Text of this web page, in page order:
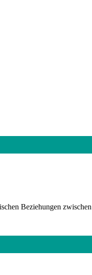
Beziehungen